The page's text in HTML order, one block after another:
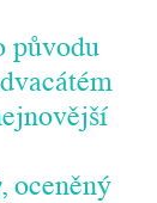
původu
, oceněný